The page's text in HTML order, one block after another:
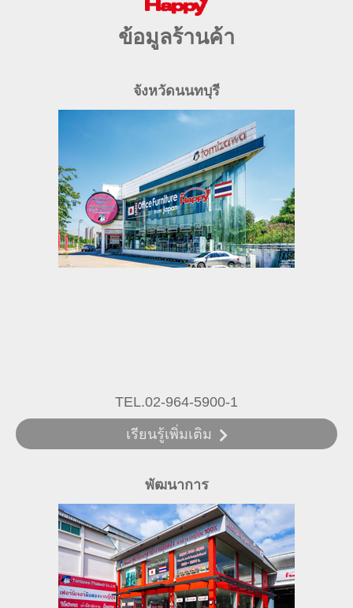
ข้อมูลร้านค้า
จังหวัดนนทบุรี
TEL.02-964-5900-1
เรียนรู้เพิ่มเติม
พัฒนาการ